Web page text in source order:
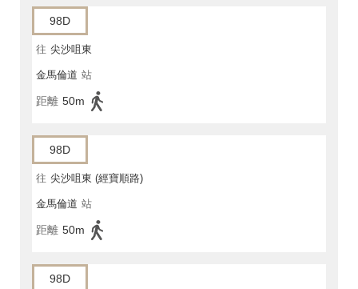
98D
往 尖沙咀東
金馬倫道 站
距離 50m
98D
往 尖沙咀東 (經寶順路)
金馬倫道 站
距離 50m
98D